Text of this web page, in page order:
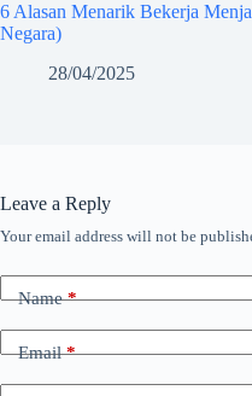
6 Alasan Menarik Bekerja
Negara)
28/04/2025
Leave a Reply
Your email address will not be
Name*
Email*